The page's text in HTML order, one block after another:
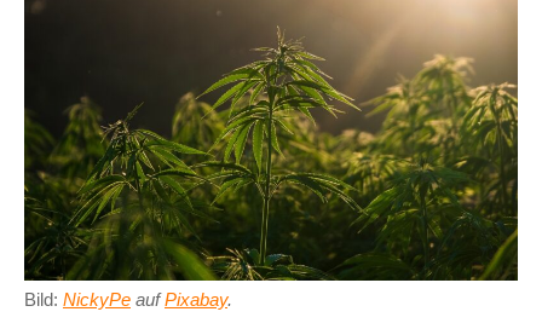
Bild: NickyPe aufPixabay.